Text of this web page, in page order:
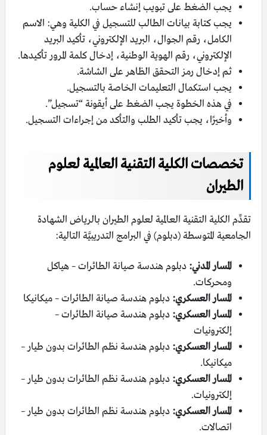
يجب الضغط على تبويب إنشاء حساب.
يجب كتابة بيانات الطالب للتسجيل في الكلية وهي: الاسم
الكامل، رقم الجوال، البريد الإلكتروني، تأكيد البريد
الإلكتروني، رقم الهوية الوطنية، إدخال كلمة المرور تأكيدها.
ثم إدخال رمز التحقق الظاهر على الشاشة.
يجب استكمال التعليمات الخاصة بالتسجيل.
في هذه الخطوة يجب الضغط على أيقونة “تسجيل”.
وأخيرًا، يجب تأكيد الطلب والتأكد من إجراءات التسجيل.
تخصصات الكلية التقنية العالمية لعلوم
الطيران
تقدِّم الكلية التقنية العالمية لعلوم الطيران بالرياض الشهادة
الجامعية المتوسطة (دبلوم) في البرامج التدريبيَّة التالية:
المسار المدني: دبلوم هندسة صيانة الطائرات – هياكل
ومحركات.
المسار العسكري: دبلوم هندسة صيانة الطائرات – ميكانيكا
المسار العسكري: دبلوم هندسة صيانة الطائرات –
إلكترونيات
المسار العسكري: دبلوم هندسة نظم الطائرات بدون طيار –
ميكانيكا.
المسار العسكري: دبلوم هندسة نظم الطائرات بدون طيار –
إلكترونيات.
المسار العسكري: دبلوم هندسة نظم الطائرات بدون طيار –
اتصالات.